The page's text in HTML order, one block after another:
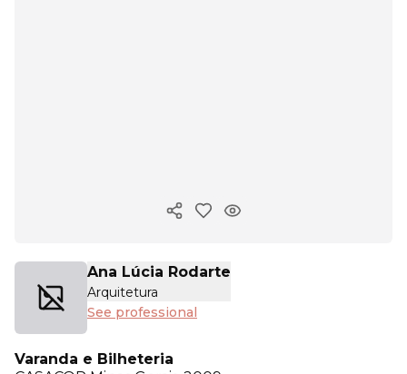
Copy ink
Ana Lúcia Rodarte
Arquitetura
See professional
Varanda e Bilheteria